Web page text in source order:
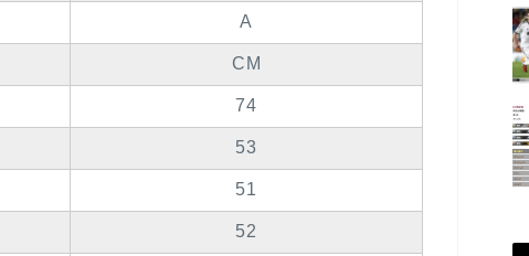
A
CM
74
53
51
52